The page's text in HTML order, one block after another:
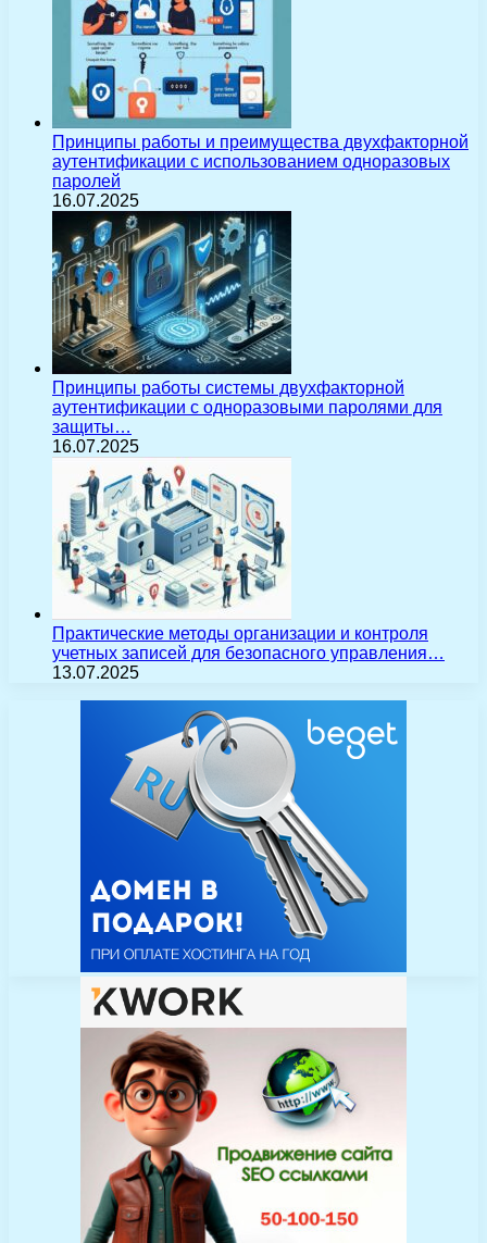
Принципы работы и преимущества двухфакторной
аутентификации с использованием одноразовых
паролей
16.07.2025
Принципы работы системы двухфакторной
аутентификации с одноразовыми паролями для
защиты…
16.07.2025
Практические методы организации и контроля
учетных записей для безопасного управления…
13.07.2025